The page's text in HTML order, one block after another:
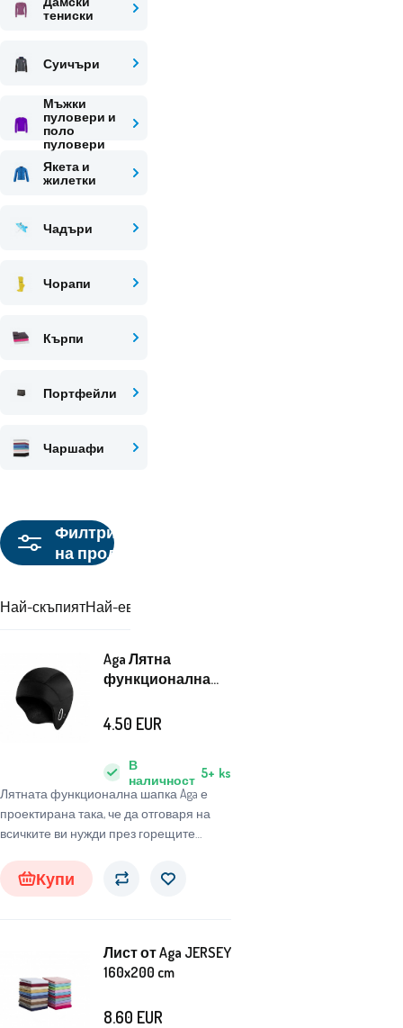
тениски
Суичъри
Мъжки
пуловери и
поло
пуловери
Якета и
жилетки
Чадъри
Чорапи
Кърпи
Портфейли
Чаршафи
Филтриране
на продукти
Най-скъпиятНай-евтиният
Aga Лятна
функционална
Лятната функционална шапка Aga е
проектирана така, че да отговаря на
всичките ви нужди през горещите
уникални характеристики и качествен
материал.
В
наличност 5+ ks
4.50 EUR
Купи
Лист от Aga JERSEY
160x200 cm
8.60 EUR